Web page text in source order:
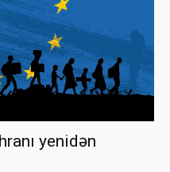
yenidən